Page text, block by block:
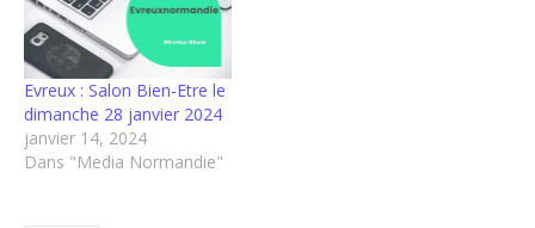
Evreux : Salon Bien-Etre le
dimanche 28 janvier 2024
janvier 14, 2024
Dans "Media Normandie"